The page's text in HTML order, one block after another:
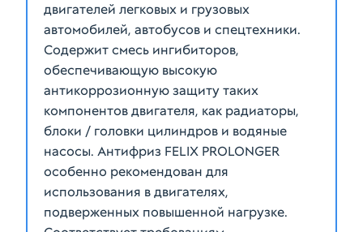
двигателей легковых и грузовых
автомобилей, автобусов и спецтехники.
Содержит смесь ингибиторов,
обеспечивающую высокую
антикоррозионную защиту таких
компонентов двигателя, как радиаторы,
блоки / головки цилиндров и водяные
насосы. Антифриз FELIX PROLONGER
особенно рекомендован для
использования в двигателях,
подверженных повышенной нагрузке.